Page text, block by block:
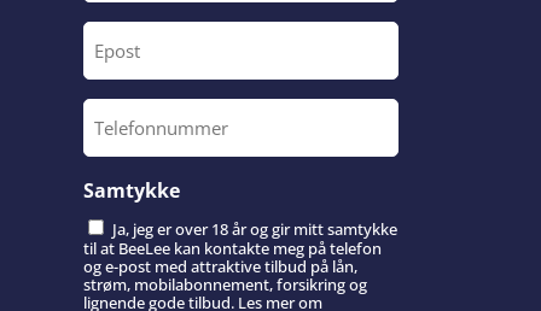
Samtykke
Ja, jeg er over 18 år og gir mitt samtykke
til at BeeLee kan kontakte meg på telefon
og e-post med attraktive tilbud på lån,
strøm, mobilabonnement, forsikring og
lignende gode tilbud. Les mer om